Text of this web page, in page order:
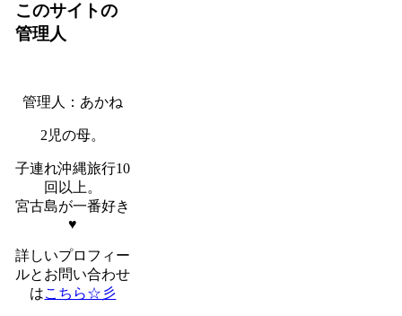
このサイトの
管理人
管理人：あかね
2児の母。
子連れ沖縄旅行10
回以上。
宮古島が一番好き
♥
詳しいプロフィー
ルとお問い合わせ
はこちら☆彡